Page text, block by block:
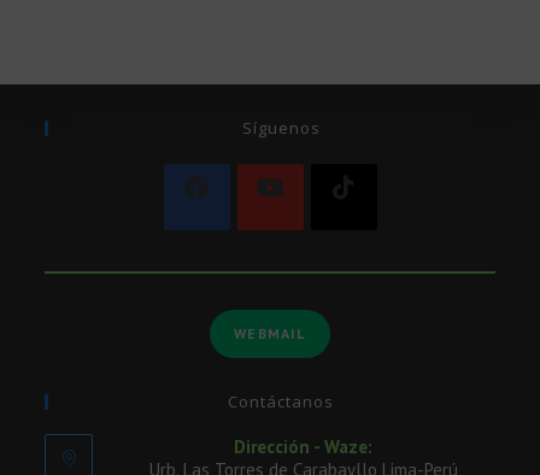
Síguenos
WEBMAIL
Contáctanos
Dirección - Waze:
Urb. Las Torres de Carabayllo Lima-Perú